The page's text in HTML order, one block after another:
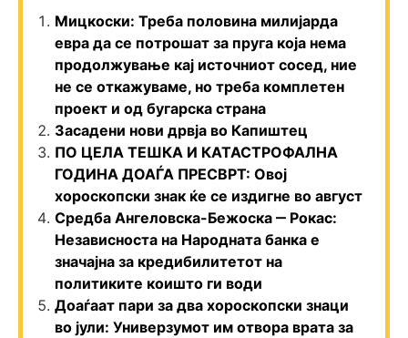
Мицкоски: Треба половина милијарда
евра да се потрошат за пруга која нема
продолжување кај источниот сосед, ние
не се откажуваме, но треба комплетен
проект и од бугарска страна
Засадени нови дрвја во Капиштец
ПО ЦЕЛА ТЕШКА И КАТАСТРОФАЛНА
ГОДИНА ДОАЃА ПРЕСВРТ: Овој
хороскопски знак ќе се издигне во август
Средба Ангеловска-Бежоска ‒ Рокас:
Независноста на Народната банка е
значајна за кредибилитетот на
политиките коишто ги води
Доаѓаат пари за два хороскопски знаци
во јули: Универзумот им отвора врата за